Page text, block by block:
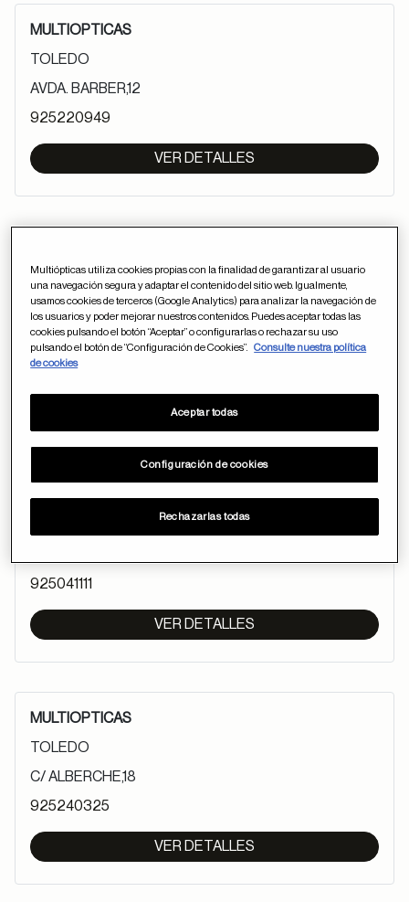
MULTIOPTICAS
TOLEDO
AVDA. BARBER,12
925220949
VER DETALLES
TOLEDO
AVDA. RECONQUISTA,8
925280323
TOLEDO
C.C. LUZ DEL TAJO L-102 AVDA. DEL RIO BOLADIEZ,
925041111
VER DETALLES
MULTIOPTICAS
TOLEDO
C/ ALBERCHE,18
925240325
VER DETALLES
Multiópticas utiliza cookies propias con la finalidad de garantizar al usuario
una navegación segura y adaptar el contenido del sitio web. Igualmente,
usamos cookies de terceros (Google Analytics) para analizar la navegación de
los usuarios y poder mejorar nuestros contenidos. Puedes aceptar todas las
cookies pulsando el botón “Aceptar” o configurarlas o rechazar su uso
pulsando el botón de “Configuración de Cookies”.
Consulte nuestra política
de cookies
Configuración de cookies
Rechazarlas todas
Aceptar todas